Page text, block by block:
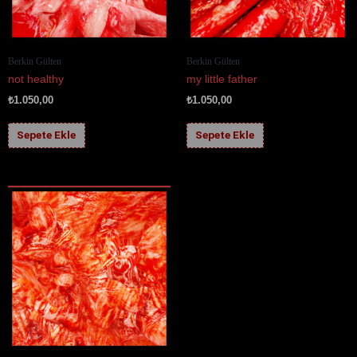
Berkin Gülten
not healthy
₺1.050,00
Sepete Ekle
Berkin Gülten
my little father
₺1.050,00
Sepete Ekle